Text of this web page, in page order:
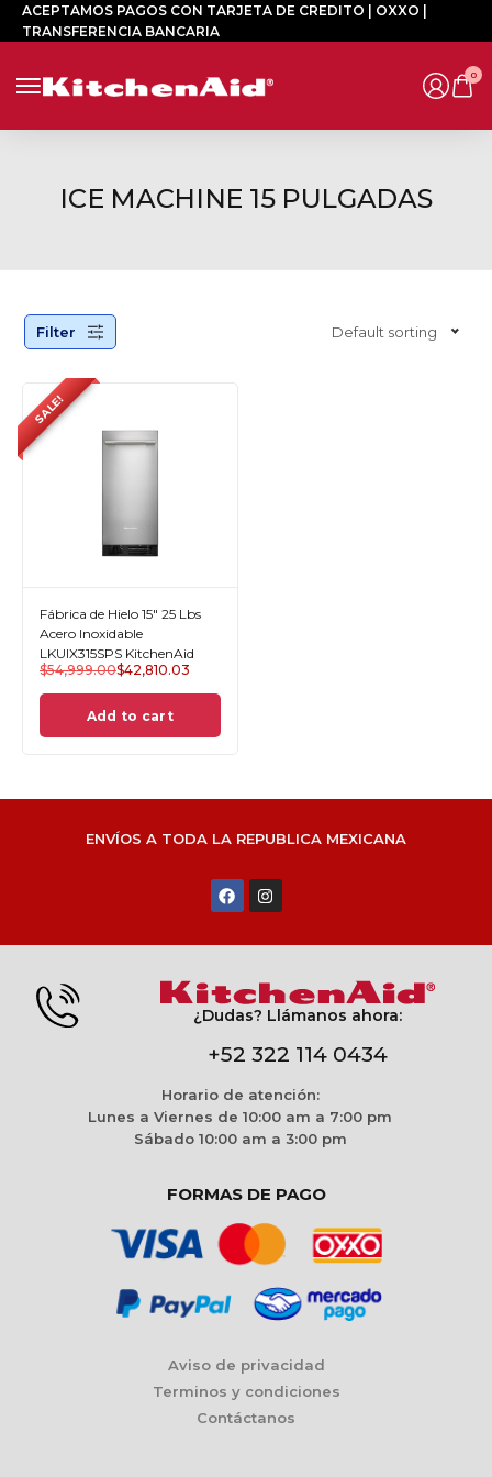
ACEPTAMOS PAGOS CON TARJETA DE CREDITO | OXXO |
TRANSFERENCIA BANCARIA
0
ICE MACHINE 15 PULGADAS
Filter Default sorting
SALE!
Fábrica de Hielo 15" 25 Lbs
Acero Inoxidable
LKUIX315SPS KitchenAid
$54,999.00$42,810.03
Add to cart
ENVÍOS A TODA LA REPUBLICA MEXICANA
¿Dudas? Llámanos ahora:
+52 322 114 0434
Horario de atención:
Lunes a Viernes de 10:00 am a 7:00 pm
Sábado 10:00 am a 3:00 pm
FORMAS DE PAGO
Aviso de privacidad
Terminos y condiciones
Contáctanos